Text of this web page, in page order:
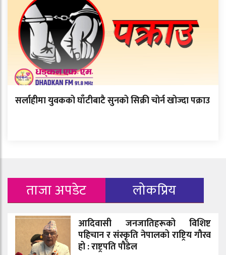
सर्लाहीमा युवकको घाँटीबाटै सुनको सिक्री चोर्न खोज्दा पक्राउ
ताजा अपडेट लोकप्रिय
आदिवासी जनजातिहरूको विशिष्ट
पहिचान र संस्कृति नेपालको राष्ट्रिय गौरव
हो : राष्ट्रपति पौडेल